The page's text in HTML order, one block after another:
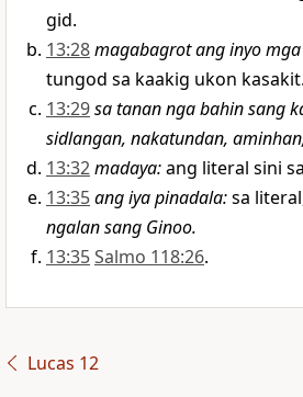
gid.
13:28magabagrot ang inyo
tungod sa kaakig ukon kasakit.
13:29sa tanan nga bahin sang
sidlangan, nakatundan,
13:32madaya:ang literal sini
13:35ang iya pinadala:sa
ngalan sang Ginoo.
13:35Salmo 118:26.
Lucas 12